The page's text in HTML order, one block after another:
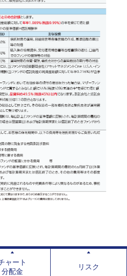
ャート
分配金
リスク